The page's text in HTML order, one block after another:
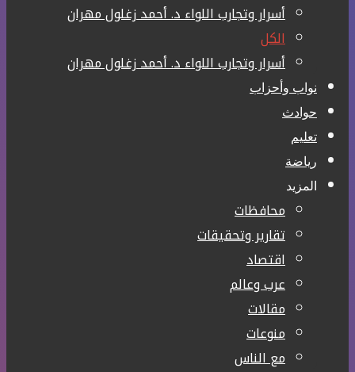
أسرار وتجارب اللواء د. أحمد زغلول مهران
الكل
أسرار وتجارب اللواء د. أحمد زغلول مهران
نواب وأحزاب
حوادث
تعليم
رياضة
المزيد
محافظات
تقارير وتحقيقات
اقتصاد
عرب وعالم
مقالات
منوعات
مع الناس